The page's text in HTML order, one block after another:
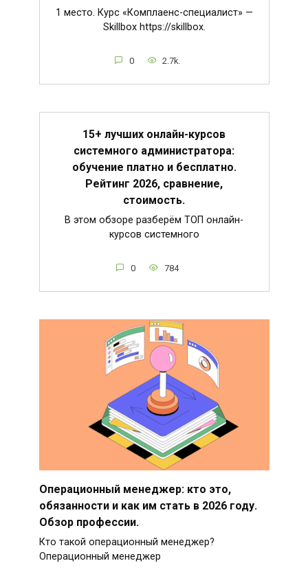
1 место. Курс «Комплаенс-специалист» —
Skillbox https://skillbox.
0 2.7k.
15+ лучших онлайн-курсов
системного администратора:
обучение платно и бесплатно.
Рейтинг 2026, сравнение,
стоимость.
В этом обзоре разберём ТОП онлайн-
курсов системного
0 784
Операционный менеджер: кто это,
обязанности и как им стать в 2026 году.
Обзор профессии.
Кто такой операционный менеджер?
Операционный менеджер